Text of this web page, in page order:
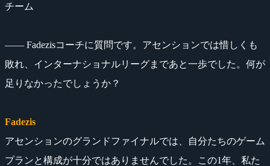
チーム
―― Fadezisコーチに質問です。アセンションでは惜しくも
敗れ、インターナショナルリーグまであと一歩でした。何が
足りなかったでしょうか？
Fadezis
アセンションのグランドファイナルでは、自分たちのゲーム
プランと構成が十分ではありませんでした。この1年、私た